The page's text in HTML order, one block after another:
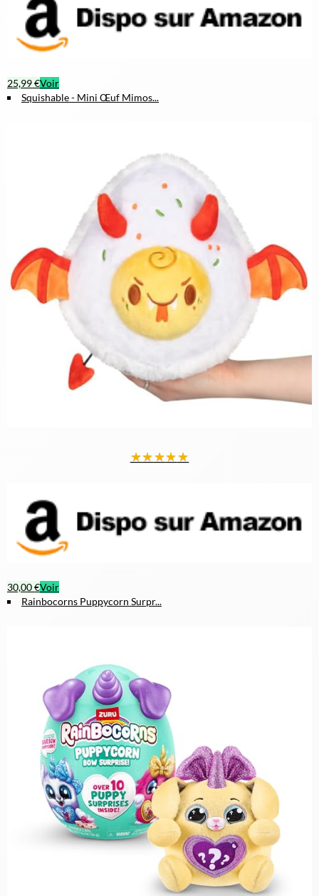
25,99 €Voir
Squishable - Mini Œuf Mimos...
★★★★★
30,00 €Voir
Rainbocorns Puppycorn Surpr...